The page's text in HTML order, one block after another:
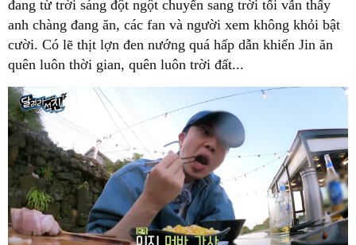
đang từ trời sáng đột ngột chuyển sang trời tối vẫn thấy
anh chàng đang ăn, các fan và người xem không khỏi bật
cười. Có lẽ thịt lợn đen nướng quá hấp dẫn khiến Jin ăn
quên luôn thời gian, quên luôn trời đất...